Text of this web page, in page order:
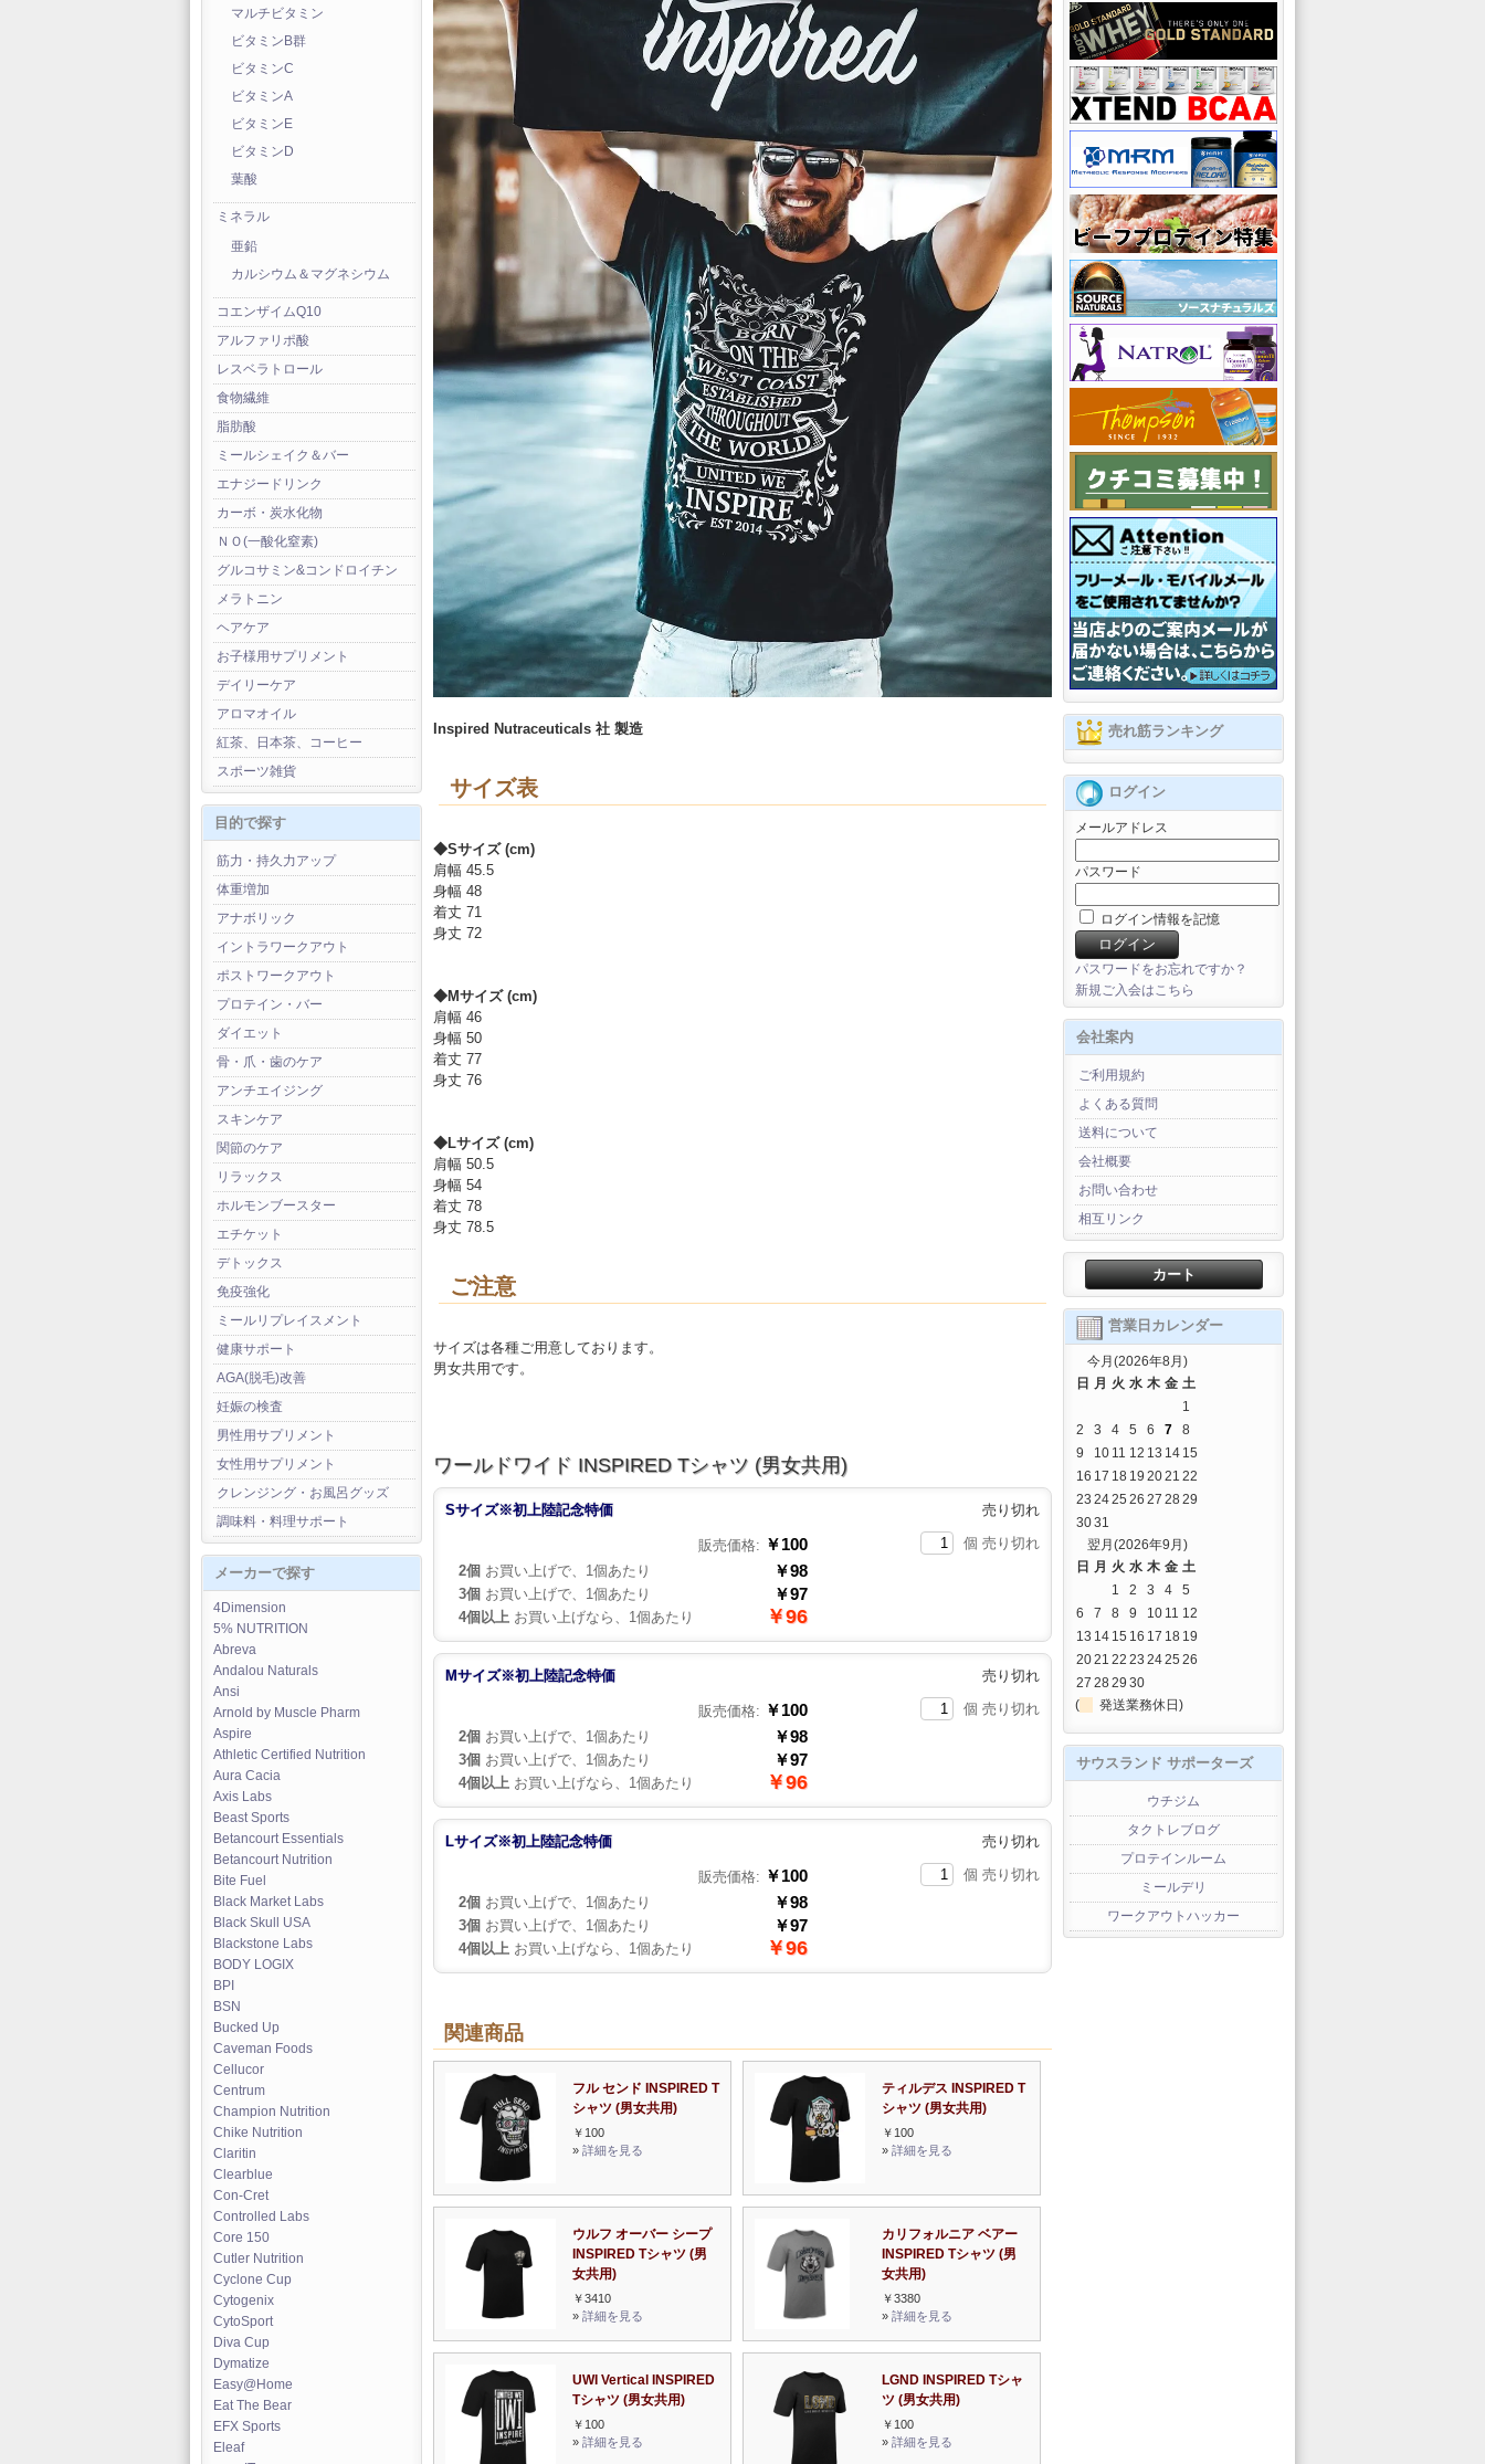
マルチビタミン
ビタミンB群
ビタミンC
ビタミンA
ビタミンE
ビタミンD
葉酸
ミネラル
亜鉛
カルシウム＆マグネシウム
コエンザイムQ10
アルファリポ酸
レスベラトロール
食物繊維
脂肪酸
ミールシェイク＆バー
エナジードリンク
カーボ・炭水化物
ＮＯ(一酸化窒素)
グルコサミン&コンドロイチン
メラトニン
ヘアケア
お子様用サプリメント
デイリーケア
アロマオイル
紅茶、日本茶、コーヒー
スポーツ雑貨
目的で探す
筋力・持久力アップ
体重増加
アナボリック
イントラワークアウト
ポストワークアウト
プロテイン・バー
ダイエット
骨・爪・歯のケア
アンチエイジング
スキンケア
関節のケア
リラックス
ホルモンブースター
エチケット
デトックス
免疫強化
ミールリプレイスメント
健康サポート
AGA(脱毛)改善
妊娠の検査
男性用サプリメント
女性用サプリメント
クレンジング・お風呂グッズ
調味料・料理サポート
メーカーで探す
4Dimension
5% NUTRITION
Abreva
Andalou Naturals
Ansi
Arnold by Muscle Pharm
Aspire
Athletic Certified Nutrition
Aura Cacia
Axis Labs
Beast Sports
Betancourt Essentials
Betancourt Nutrition
Bite Fuel
Black Market Labs
Black Skull USA
Blackstone Labs
BODY LOGIX
BPI
BSN
Bucked Up
Caveman Foods
Cellucor
Centrum
Champion Nutrition
Chike Nutrition
Claritin
Clearblue
Con-Cret
Controlled Labs
Core 150
Cutler Nutrition
Cyclone Cup
Cytogenix
CytoSport
Diva Cup
Dymatize
Easy@Home
Eat The Bear
EFX Sports
Eleaf
Inspired Nutraceuticals 社 製造
サイズ表
◆Sサイズ (cm)
肩幅 45.5
身幅 48
着丈 71
身丈 72
◆Mサイズ (cm)
肩幅 46
身幅 50
着丈 77
身丈 76
◆Lサイズ (cm)
肩幅 50.5
身幅 54
着丈 78
身丈 78.5
ご注意
サイズは各種ご用意しております。
男女共用です。
ワールドワイド INSPIRED Tシャツ (男女共用)
Sサイズ※初上陸記念特価 売り切れ
販売価格: ￥100
2個 お買い上げで、1個あたり ￥98
3個 お買い上げで、1個あたり ￥97
4個以上 お買い上げなら、1個あたり ￥96
個 売り切れ
Mサイズ※初上陸記念特価 売り切れ
販売価格: ￥100
2個 お買い上げで、1個あたり ￥98
3個 お買い上げで、1個あたり ￥97
4個以上 お買い上げなら、1個あたり ￥96
個 売り切れ
Lサイズ※初上陸記念特価 売り切れ
販売価格: ￥100
2個 お買い上げで、1個あたり ￥98
3個 お買い上げで、1個あたり ￥97
4個以上 お買い上げなら、1個あたり ￥96
個 売り切れ
関連商品
フル センド INSPIRED T
シャツ (男女共用)
￥100
» 詳細を見る
ティルデス INSPIRED T
シャツ (男女共用)
￥100
» 詳細を見る
ウルフ オーバー シープ
INSPIRED Tシャツ (男
女共用)
￥3410
» 詳細を見る
カリフォルニア ベアー
INSPIRED Tシャツ (男
女共用)
￥3380
» 詳細を見る
UWI Vertical INSPIRED
Tシャツ (男女共用)
￥100
» 詳細を見る
LGND INSPIRED Tシャ
ツ (男女共用)
￥100
» 詳細を見る
売れ筋ランキング
ログイン
メールアドレス
パスワード
ログイン情報を記憶
パスワードをお忘れですか？
新規ご入会はこちら
会社案内
ご利用規約
よくある質問
送料について
会社概要
お問い合わせ
相互リンク
カート
営業日カレンダー
今月(2026年8月)
日 月 火 水 木 金 土
1
2
3 4 5 6 7
8
9
10 11 12 13 14 15
16 17 18 19 2021 22
23 2425 26 27 2829
3031
翌月(2026年9月)
日 月 火 水 木 金 土
1
2 3 4
5
6
7 8 9 10 11 12
13 14 15 16 17 18 19
2021 22 23 2425 26
27 2829 30
(
発送業務休日)
サウスランド サポーターズ
ウチジム
タクトレブログ
プロテインルーム
ミールデリ
ワークアウトハッカー